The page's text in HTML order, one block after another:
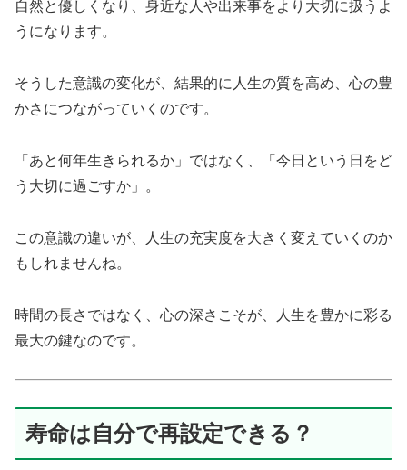
自然と優しくなり、身近な人や出来事をより大切に扱うよ
うになります。
そうした意識の変化が、結果的に人生の質を高め、心の豊
かさにつながっていくのです。
「あと何年生きられるか」ではなく、「今日という日をど
う大切に過ごすか」。
この意識の違いが、人生の充実度を大きく変えていくのか
もしれませんね。
時間の長さではなく、心の深さこそが、人生を豊かに彩る
最大の鍵なのです。
寿命は自分で再設定できる？